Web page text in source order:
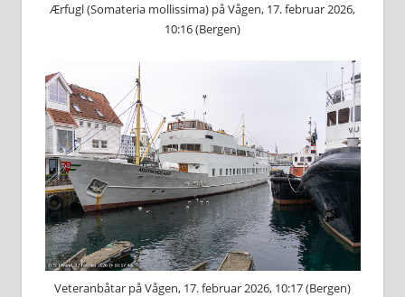
Ærfugl (Somateria mollissima) på Vågen, 17. februar 2026,
10:16 (Bergen)
Veteranbåtar på Vågen, 17. februar 2026, 10:17 (Bergen)